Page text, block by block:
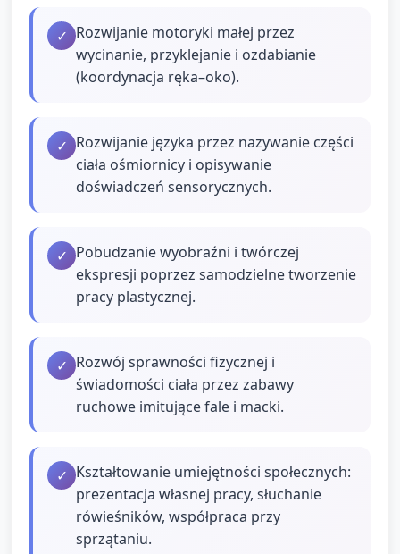
✓ Rozwijanie motoryki małej przez
wycinanie, przyklejanie i ozdabianie
(koordynacja ręka–oko).
✓ Rozwijanie języka przez nazywanie części
ciała ośmiornicy i opisywanie
doświadczeń sensorycznych.
✓ Pobudzanie wyobraźni i twórczej
ekspresji poprzez samodzielne tworzenie
pracy plastycznej.
✓ Rozwój sprawności fizycznej i
świadomości ciała przez zabawy
ruchowe imitujące fale i macki.
✓ Kształtowanie umiejętności społecznych:
prezentacja własnej pracy, słuchanie
rówieśników, współpraca przy
sprzątaniu.